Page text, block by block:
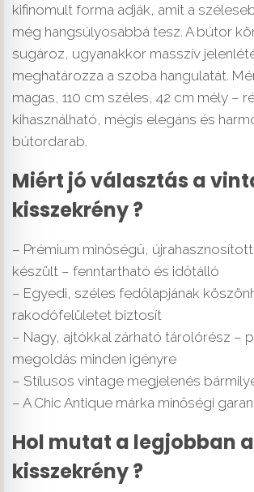
kifinomult forma adják, amit a
még hangsúlyosabbá tesz. A bútor
sugároz, ugyanakkor masszív
meghatározza a szoba hangulatát.
magas, 110 cm széles, 42 cm mély –
kihasználható, mégis elegáns és
bútordarab.
Miért jó választás a
kisszekrény ?
– Prémium minőségű,
készült – fenntartható és időtálló
– Egyedi, széles fedőlapjának
rakodófelületet biztosít
– Nagy, ajtókkal zárható tárolórész –
megoldás minden igényre
– Stílusos vintage megjelenés
– A Chic Antique márka minőségi
Hol mutat a legjobban
kisszekrény ?